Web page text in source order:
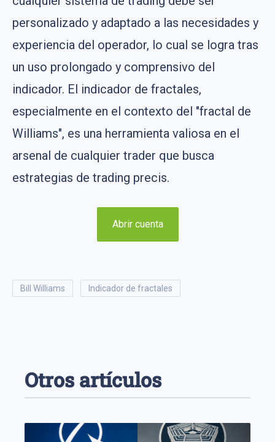
personalizado y adaptado a las necesidades y
experiencia del operador, lo cual se logra tras
un uso prolongado y comprensivo del
indicador. El indicador de fractales,
especialmente en el contexto del "fractal de
Williams", es una herramienta valiosa en el
arsenal de cualquier trader que busca
estrategias de trading precis.
Abrir cuenta
Bill Williams indicador de fractales
Otros artículos